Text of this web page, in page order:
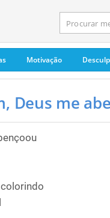
Motivação
Deus me